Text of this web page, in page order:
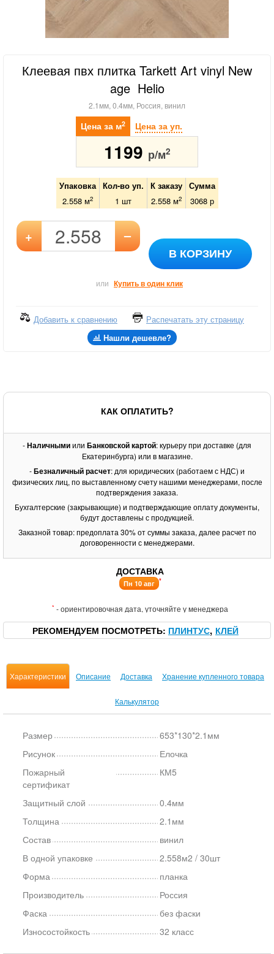
Клеевая пвх плитка Tarkett Art vinyl New
age Helio
2.1мм, 0.4мм, Россия, винил
Цена за м2 Цена за уп.
1199 р/м2
Упаковка Кол-во уп. К заказу
Сумма
2.558 м2 1 шт 2.558м2 3068р
+ –
В КОРЗИНУ
или Купить в один клик
Добавить к сравнению
Распечатать эту страницу
Нашли дешевле?
КАК ОПЛАТИТЬ?
-Наличнымиили Банковской картой: курьеру при доставке (для
Екатеринбурга) или в магазине.
-Безналичный расчет: для юридических (работаем с НДС) и
физических лиц, по выставленному счету нашими менеджерами, после
подтверждения заказа.
Бухгалтерские (закрывающие) и подтверждающие оплату документы,
будут доставлены с продукцией.
Заказной товар: предоплата 30% от суммы заказа, далее расчет по
договоренности с менеджерами.
ДОСТАВКА
Пн 10 авг *
* - ориентировочная дата, уточняйте у менеджера
РЕКОМЕНДУЕМ ПОСМОТРЕТЬ ПЛИНТУС КЛЕЙ
Характеристики Описание Доставка Хранение купленного товара
Калькулятор
Размер
653*130*2.1мм
Рисунок
Елочка
Пожарный
сертификат
КМ5
Защитный слой
0.4мм
Толщина
2.1мм
Состав
винил
В одной упаковке
2.558м2 / 30шт
Форма
планка
Производитель
Россия
Фаска
без фаски
Износостойкость
32 класс